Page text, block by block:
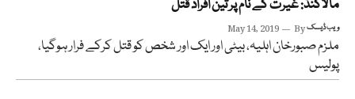
مالاکنڈ: غیرت کے نام پر تین افراد قتل
May 14, 2019 Byویب ڈیسک
ملزم صبورخان اہلیہ، بیٹی اور ایک اور شخص کو قتل کرکے فرار ہوگیا،
پولیس